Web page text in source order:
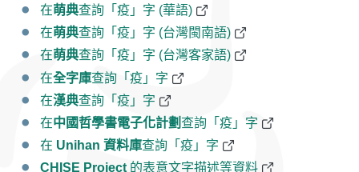
在萌典查詢「疫」字 (華語)
在萌典查詢「疫」字 (台灣閩南語)
在萌典查詢「疫」字 (台灣客家語)
在全字庫查詢「疫」字
在漢典查詢「疫」字
在中國哲學書電子化計劃查詢「疫」字
在 Unihan 資料庫查詢「疫」字
CHISE Project 的表意文字描述等資料